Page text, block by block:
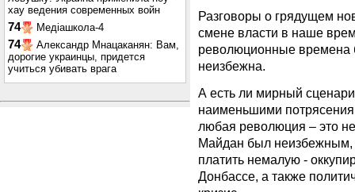
хау ведения современных войн
74 Медіашкола-4
74
Александр Мнацаканян: Вам,
дорогие украинцы, придется
учиться убивать врага
Разговоры о грядущем
смене власти в наше
революционные времена
неизбежна.
А есть ли мирный
наименьшими
любая революция – это
Майдан был неизбежным,
платить немалую -
Донбассе, а также